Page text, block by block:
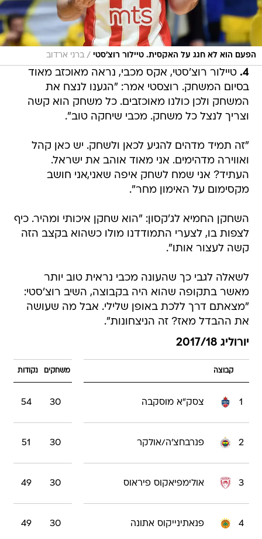
הפעם הוא לא חגג על האקסית. טיילור רוצ'סטי / ברני ארדוב
4. טיילור רוצ'סטי, אקס מכבי, נראה מאוכזב מאוד
בסיום המשחק. רוצסטי אמר: "הגענו לנצח את
המשחק ולכן כולנו מאוכזבים. כל משחק הוא קשה
וצריך לנצל כל משחק. מכבי שיחקה טוב".
"זה תמיד מדהים להגיע לכאן ולשחק. יש כאן קהל
ואווירה מדהימים. אני מאוד אוהב את ישראל.
העתיד? אני שמח לשחק איפה שאני,אני חושב
מקסימום על האימון מחר".
השחקן החמיא לג'קסון: "הוא שחקן איכותי ומהיר. כיף
לצפות בו, לצערי התמודדנו מולו כשהוא בקצב הזה
קשה לעצור אותו".
לשאלה לגבי כך שהעונה מכבי נראית טוב יותר
מאשר בתקופה שהוא היה בקבוצה, השיב רוצ'סטי:
"מצאתם דרך ללכת באופן שלילי. אבל מה שעושה
את ההבדל מאז? זה הניצחונות".
יורוליג 2017/18
קבוצה משחקים נקודות
1 צסק"א מוסקבה 30
54
2 פנרבחצ'ה/אולקר 30
51
3 אולימפיאקוס פיראוס 30
49
4 פנאתינייקוס אתונה 30
49